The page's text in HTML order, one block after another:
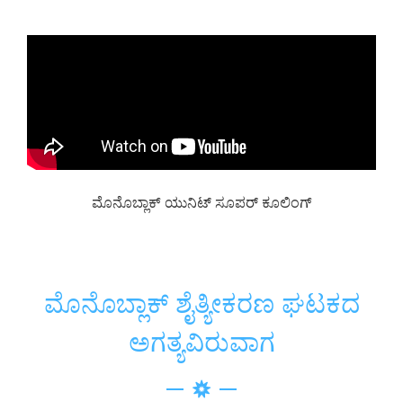
ಮೊನೊಬ್ಲಾಕ್ ಯುನಿಟ್ ಸೂಪರ್ ಕೂಲಿಂಗ್
ಮೊನೊಬ್ಲಾಕ್ ಶೈತ್ಯೀಕರಣ ಘಟಕದ
ಅಗತ್ಯವಿರುವಾಗ